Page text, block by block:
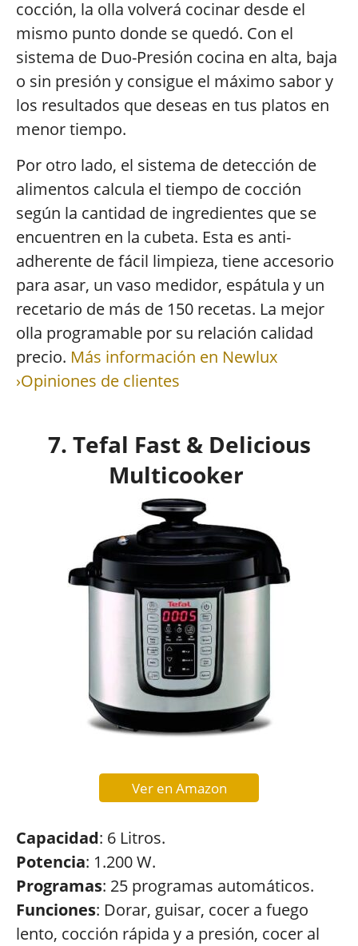
cocción, la olla volverá cocinar desde el
mismo punto donde se quedó. Con el
sistema de Duo-Presión cocina en alta, baja
o sin presión y consigue el máximo sabor y
los resultados que deseas en tus platos en
menor tiempo.
Por otro lado, el sistema de detección de
alimentos calcula el tiempo de cocción
según la cantidad de ingredientes que se
encuentren en la cubeta. Esta es anti-
adherente de fácil limpieza, tiene accesorio
para asar, un vaso medidor, espátula y un
recetario de más de 150 recetas. La mejor
olla programable por su relación calidad
precio. Más información en Newlux
›Opiniones de clientes
7. Tefal Fast & Delicious
Multicooker
Ver en Amazon
Capacidad: 6 Litros.
Potencia: 1.200 W.
Programas: 25 programas automáticos.
Funciones: Dorar, guisar, cocer a fuego
lento, cocción rápida y a presión, cocer al